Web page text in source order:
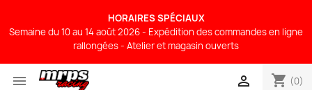
HORAIRES SPÉCIAUX
Semaine du 10 au 14 août 2026 - Expédition des commandes en ligne
rallongées - Atelier et magasin ouverts
 shopping_cart (0)
